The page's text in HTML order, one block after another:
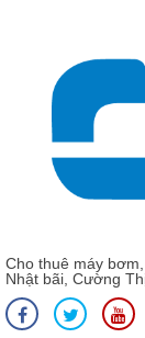
Cho thuê máy
Nhật bãi, Cường